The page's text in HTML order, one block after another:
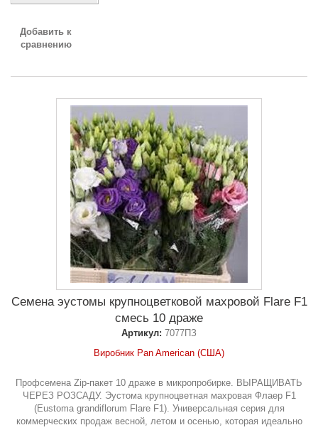
Добавить к
сравнению
Семена эустомы крупноцветковой махровой Flare F1
смесь 10 драже
Артикул: 7077ПЗ
Виробник Pan American (США)
Профсемена Zip-пакет 10 драже в микропробирке. ВЫРАЩИВАТЬ
ЧЕРЕЗ РОЗСАДУ. Эустома крупноцветная махровая Флаер F1
(Eustoma grandiflorum Flare F1). Универсальная серия для
коммерческих продаж весной, летом и осенью, которая идеально